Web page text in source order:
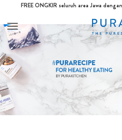
FREE ONGKIR seluruh area Jawa
Toggle
navigation